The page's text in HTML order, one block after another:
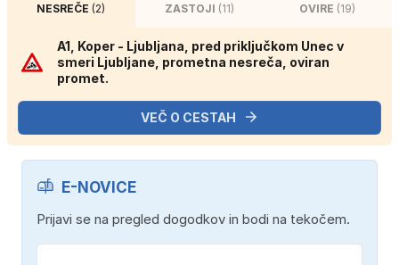
NESREČE(2) ZASTOJI (11) OVIRE (19)
A1, Koper - Ljubljana, pred priključkom Unec v
smeri Ljubljane, prometna nesreča, oviran
promet.
VEČ O CESTAH
E-NOVICE
Prijavi se na pregled dogodkov in bodi na tekočem.